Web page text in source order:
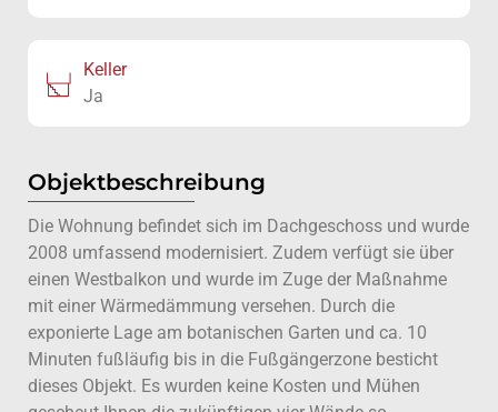
Keller
Ja
Objektbeschreibung
Die Wohnung befindet sich im Dachgeschoss und wurde
2008 umfassend modernisiert. Zudem verfügt sie über
einen Westbalkon und wurde im Zuge der Maßnahme
mit einer Wärmedämmung versehen. Durch die
exponierte Lage am botanischen Garten und ca. 10
Minuten fußläufig bis in die Fußgängerzone besticht
dieses Objekt. Es wurden keine Kosten und Mühen